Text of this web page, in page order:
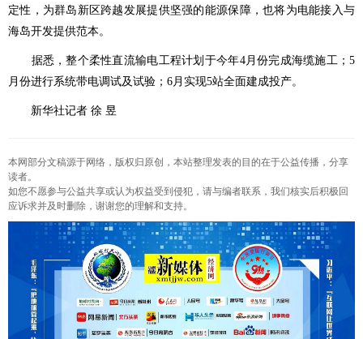
定性，为群岛新区跨越发展提供坚强的能源保障，也将为电能接入与
海岛开发提供范本。
据悉，整个柔性直流输电工程计划于今年4月份完成海缆施工；5
月份进行系统带电调试及试验；6月实现5站全面建成投产。
新华社记者 徐 昱
本网部分文稿源于网络，版权归原创，本站整理发表的目的在于公益传播，分享
读者。
如您不愿参与公益共享或认为权益受到侵犯，请与编者联系，我们核实后积极回
应诉求并及时删除，谢谢您的理解和支持。